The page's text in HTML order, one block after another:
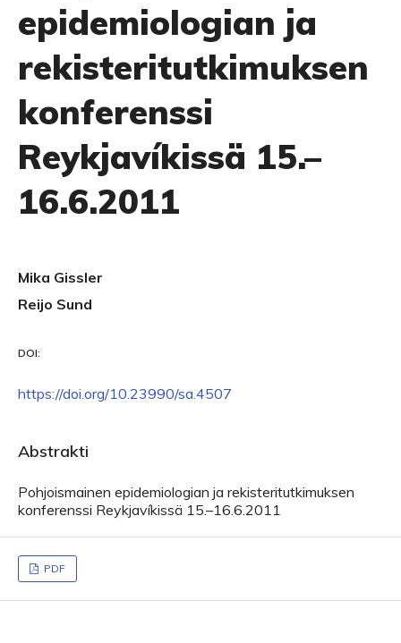
epidemiologian ja
rekisteritutkimuksen
konferenssi
Reykjavíkissä 15.–
16.6.2011
Mika Gissler
Reijo Sund
DOI:
https://doi.org/10.23990/sa.4507
Abstrakti
Pohjoismainen epidemiologian ja rekisteritutkimuksen
konferenssi Reykjavíkissä 15.–16.6.2011
PDF